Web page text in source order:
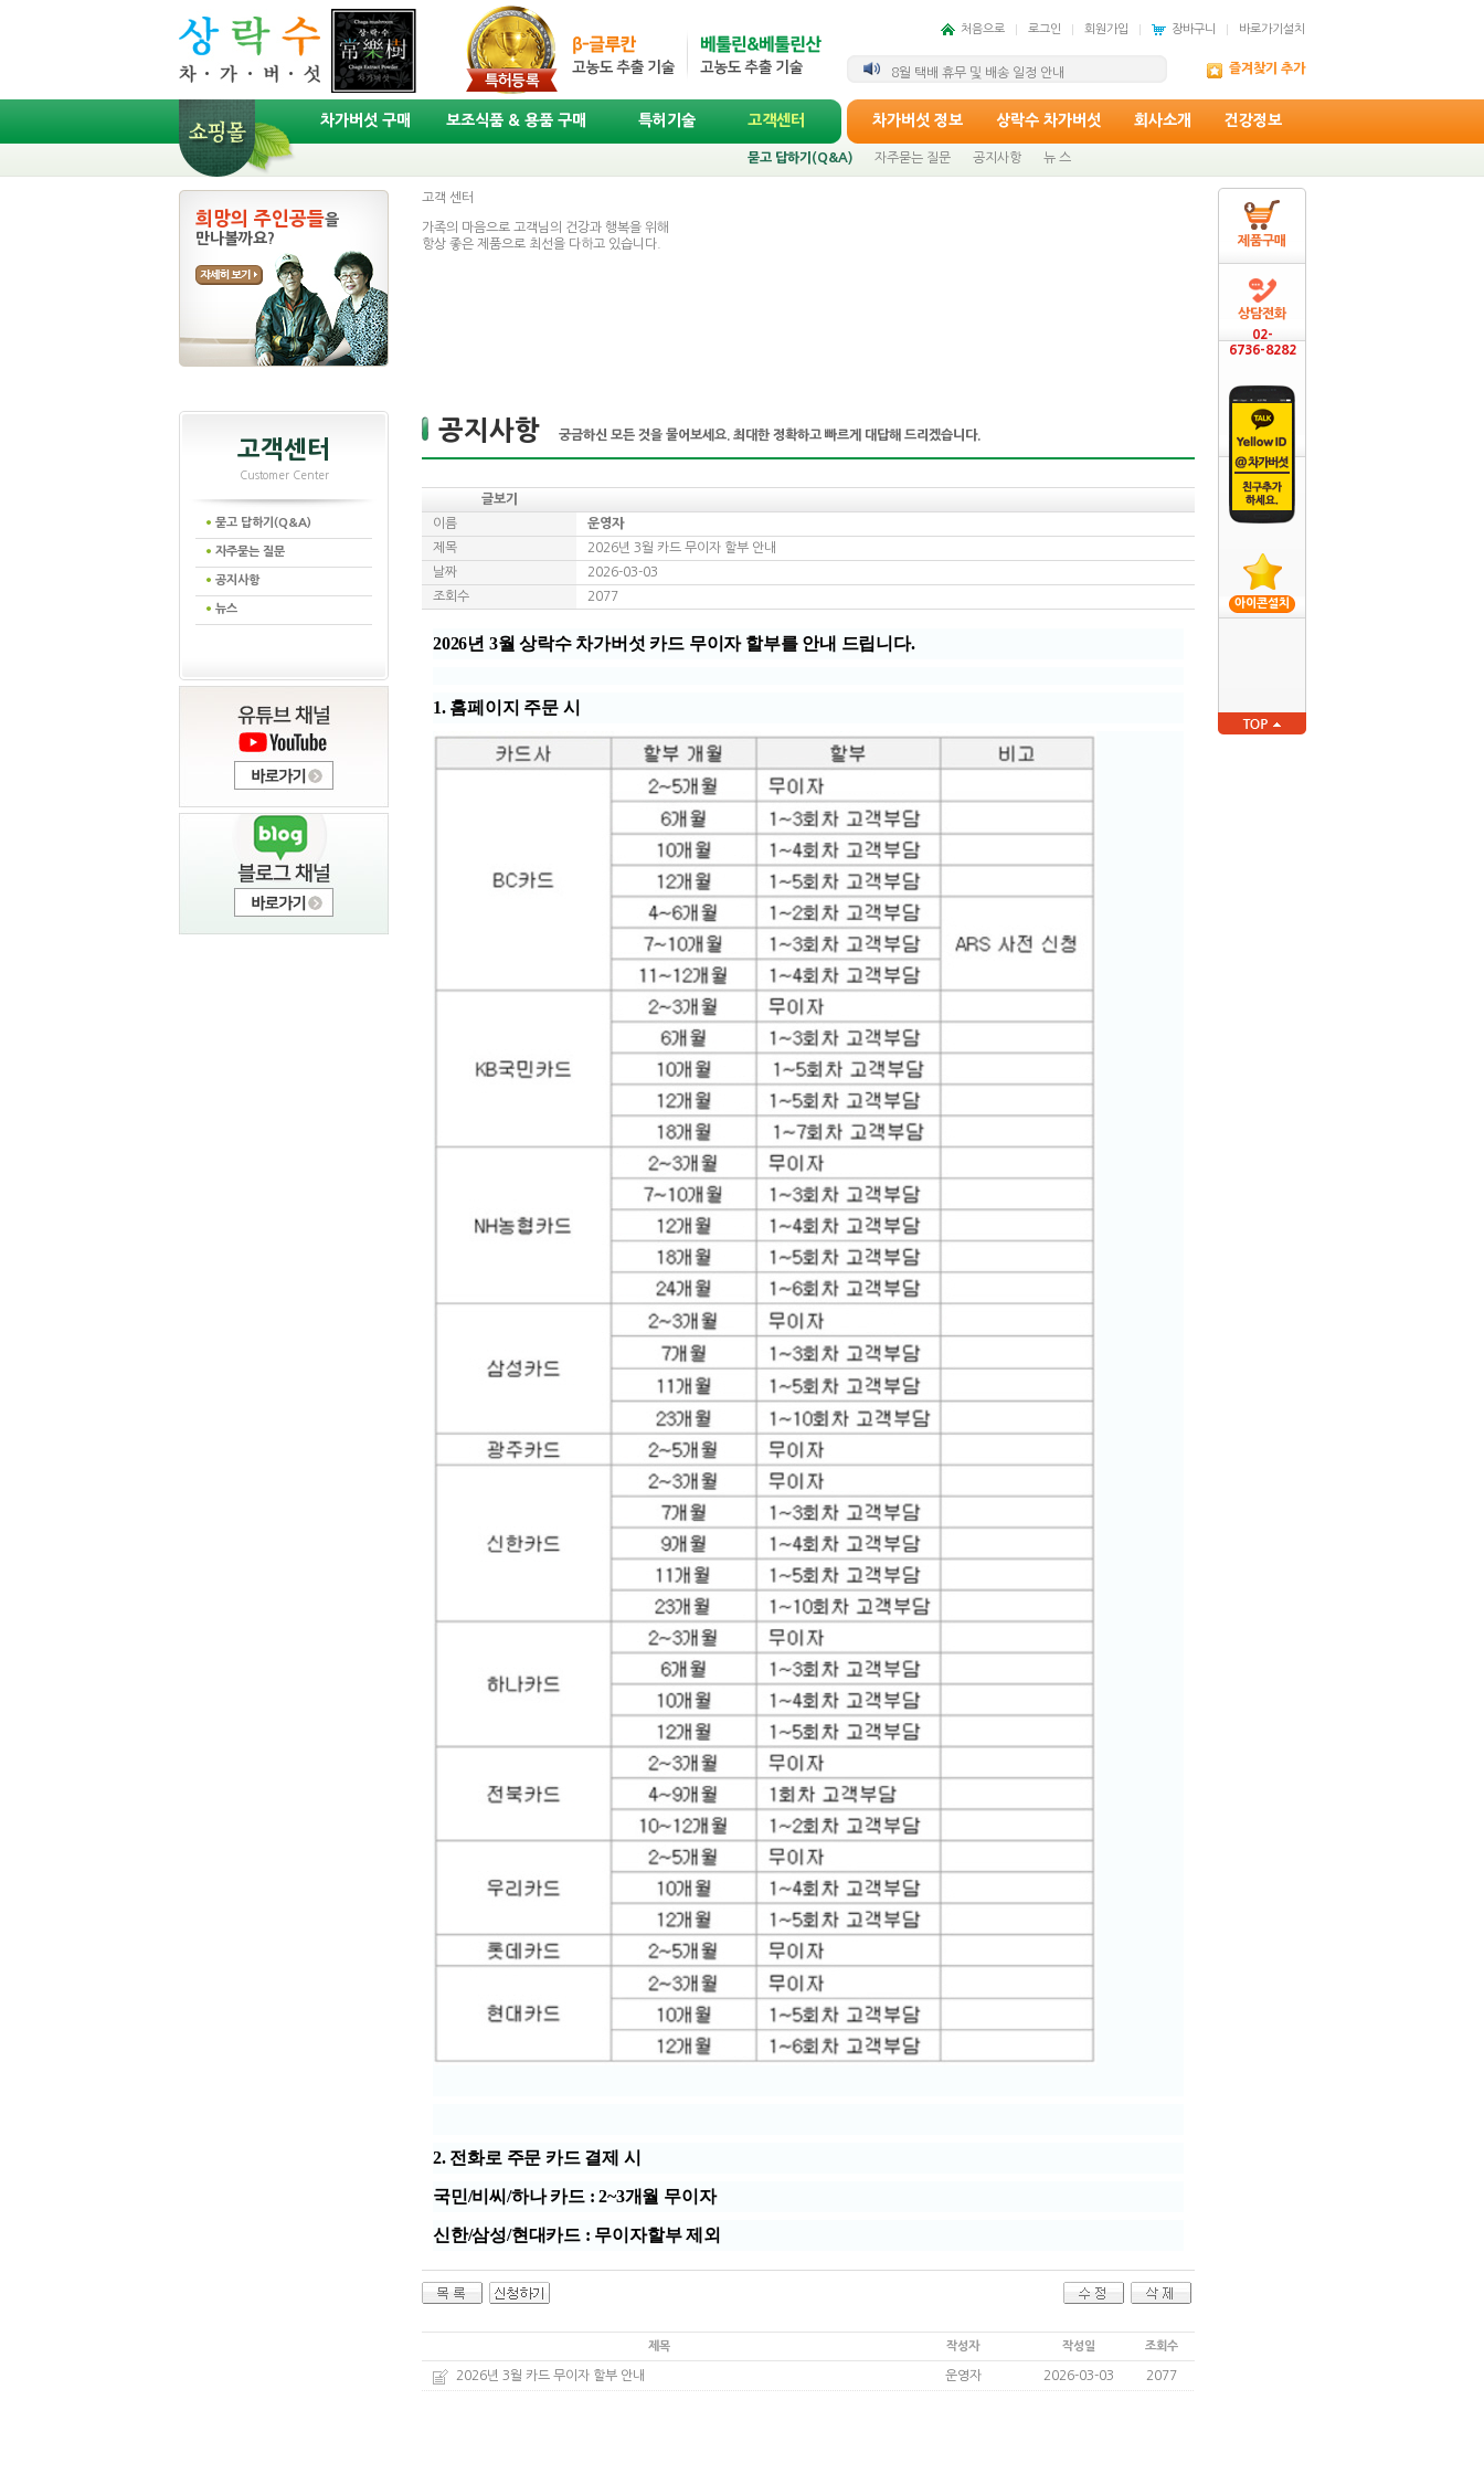
제품구매
상담전화
02-
6736-8282
아이콘설치
처음으로 로그인 회원가입 장바구니 바로가기설치
8월 택배 휴무 및 배송 일정 안내
즐겨찾기 추가
차가버섯 구매 보조식품 & 용품 구매 특허기술 고객센터
묻고 답하기(Q&A) 자주묻는 질문 공지사항 뉴 스
차가버섯 정보 상락수 차가버섯 회사소개 건강정보
희망의 주인공들을
만나볼까요?
고객 센터
가족의 마음으로 고객님의 건강과 행복을 위해
항상 좋은 제품으로 최선을 다하고 있습니다.
고객센터
Customer Center
묻고 답하기(Q&A)
자주묻는 질문
공지사항
뉴스
공지사항 궁금하신 모든 것을 물어보세요. 최대한 정확하고 빠르게 대답해 드리겠습니다.
글보기
이름
운영자
제목
2026년 3월 카드 무이자 할부 안내
날짜
2026-03-03
조회수
2077
2026년 3월상락수 차가버섯 카드 무이자 할부를 안내 드립니다.
1. 홈페이지 주문 시
2. 전화로 주문 카드 결제 시
국민/비씨/하나 카드 : 2~3개월 무이자
신한/삼성/현대카드 : 무이자할부 제외
제목 작성자 작성일 조회수
2026년 3월 카드 무이자 할부 안내 운영자 2026-03-03 2077